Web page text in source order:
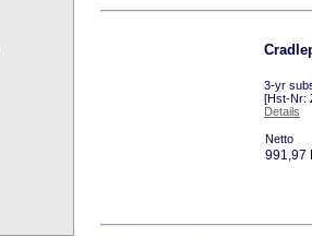
3-yr
[Hst-Nr:
Details
Netto
991,97